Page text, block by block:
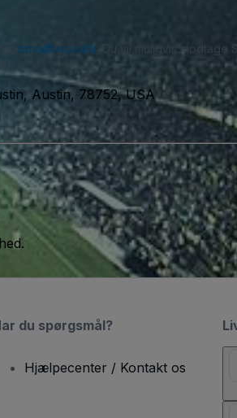
privatlivspolitik . Du vil muligvis
Austin, 78752, USA
du spørgsmål?
Hjælpecenter / Kontakt os